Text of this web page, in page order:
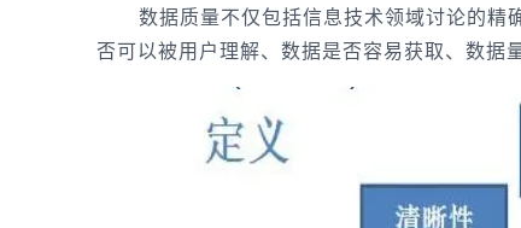
数据质量不仅包括信息技术领域讨论的精
否可以被用户理解、数据是否容易获取、数据